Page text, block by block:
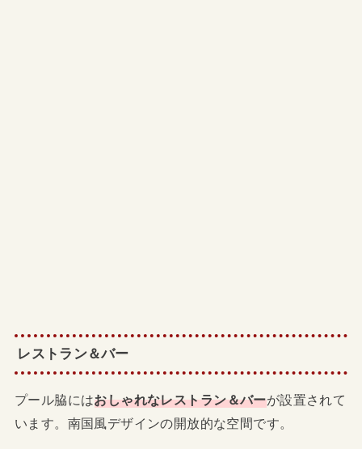
レストラン＆バー
プール脇にはおしゃれなレストラン＆バーが設置されて
います。南国風デザインの開放的な空間です。